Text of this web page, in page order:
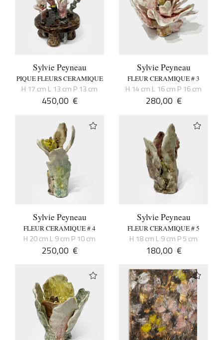
Sylvie Peyneau
PIQUE FLEURS CERAMIQUE
H 17 cm L 13 cm P 13 cm
450,00 €
Sylvie Peyneau
FLEUR CERAMIQUE # 3
H 14 cm L 16 cm P 16 cm
280,00 €
Sylvie Peyneau
FLEUR CERAMIQUE # 4
H 20 cm L 9 cm P 10 cm
250,00 €
Sylvie Peyneau
FLEUR CERAMIQUE # 5
H 18 cm L 9 cm P 5 cm
180,00 €